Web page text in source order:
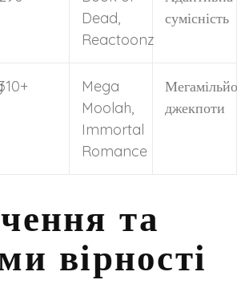
Dead,
Reactoonz
сумісність
Mega
Moolah,
Immortal
Romance
джекпоти
та
вірності